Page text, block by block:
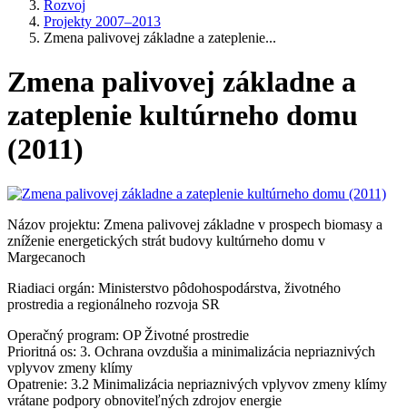
Rozvoj
Projekty 2007–2013
Zmena palivovej základne a zateplenie...
Zmena palivovej základne a
zateplenie kultúrneho domu
(2011)
Názov projektu: Zmena palivovej základne v prospech biomasy a
zníženie energetických strát budovy kultúrneho domu v
Margecanoch
Riadiaci orgán: Ministerstvo pôdohospodárstva, životného
prostredia a regionálneho rozvoja SR
Operačný program: OP Životné prostredie
Prioritná os: 3. Ochrana ovzdušia a minimalizácia nepriaznivých
vplyvov zmeny klímy
Opatrenie: 3.2 Minimalizácia nepriaznivých vplyvov zmeny klímy
vrátane podpory obnoviteľných zdrojov energie